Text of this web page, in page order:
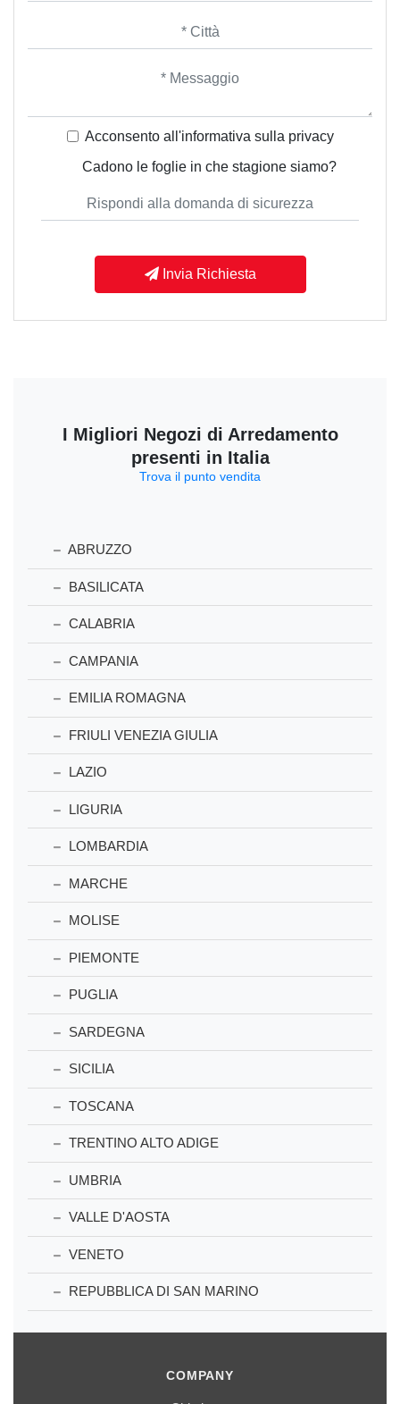
Acconsento all'informativa sulla privacy
Cadono le foglie in che stagione siamo?
Invia Richiesta
I Migliori Negozi di Arredamento
presenti in Italia
Trova il punto vendita
ABRUZZO
BASILICATA
CALABRIA
CAMPANIA
EMILIA ROMAGNA
FRIULI VENEZIA GIULIA
LAZIO
LIGURIA
LOMBARDIA
MARCHE
MOLISE
PIEMONTE
PUGLIA
SARDEGNA
SICILIA
TOSCANA
TRENTINO ALTO ADIGE
UMBRIA
VALLE D'AOSTA
VENETO
REPUBBLICA DI SAN MARINO
COMPANY